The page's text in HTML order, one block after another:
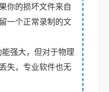
你的损坏文件来自
一个正常录制的文
能强大，但对于物理
失，专业软件也无